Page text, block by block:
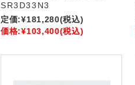
SR3D33N3
定価:¥181,280(税込)
価格:¥103,400(税込)